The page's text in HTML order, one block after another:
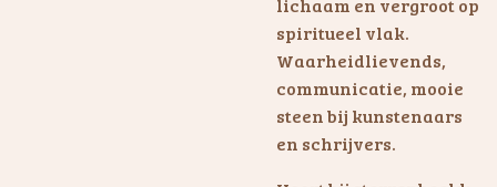
lichaam en vergroot op
spiritueel vlak.
Waarheidlievends,
communicatie, mooie
steen bij kunstenaars
en schrijvers.